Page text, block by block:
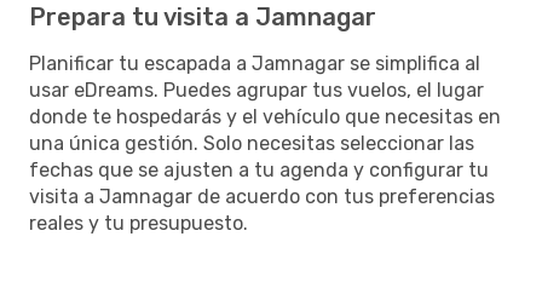
Prepara tu visita a Jamnagar
Planificar tu escapada a Jamnagar se simplifica al
usar eDreams. Puedes agrupar tus vuelos, el lugar
donde te hospedarás y el vehículo que necesitas en
una única gestión. Solo necesitas seleccionar las
fechas que se ajusten a tu agenda y configurar tu
visita a Jamnagar de acuerdo con tus preferencias
reales y tu presupuesto.